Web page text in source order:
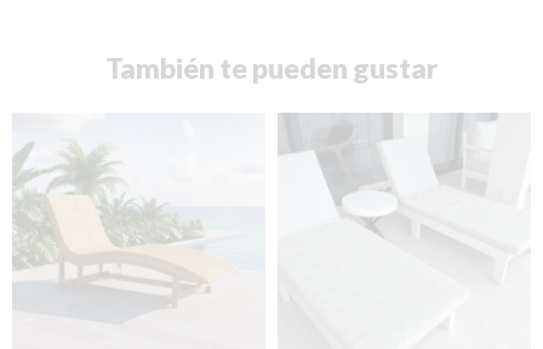
También te pueden gustar